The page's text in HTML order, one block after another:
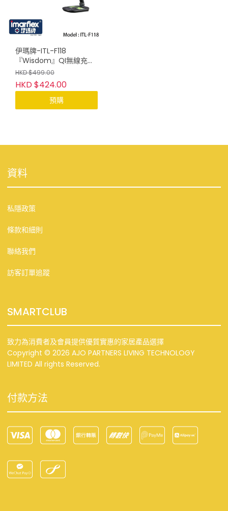
伊瑪牌-ITL-F118
『Wisdom』QI無線充電
LED護眼檯燈
HKD $499.00
HKD $424.00
預購
資料
私隱政策
條款和細則
聯絡我們
訪客訂單追蹤
SMARTCLUB
致力為消費者及會員提供優質實惠的家居產品選擇
Copyright © 2026 AJO PARTNERS LIVING TECHNOLOGY
LIMITED All rights Reserved.
付款方法